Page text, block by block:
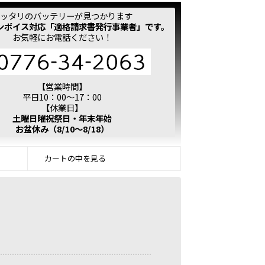
タリのバッテリーが見つかります
イス対応「適格請求書発行事業者」です。
お気軽にお電話ください！
【営業時間】
平日10：00～17：00
【休業日】
土曜日曜祝祭日・年末年始
お盆休み（8/10～8/18）
カートの中を見る